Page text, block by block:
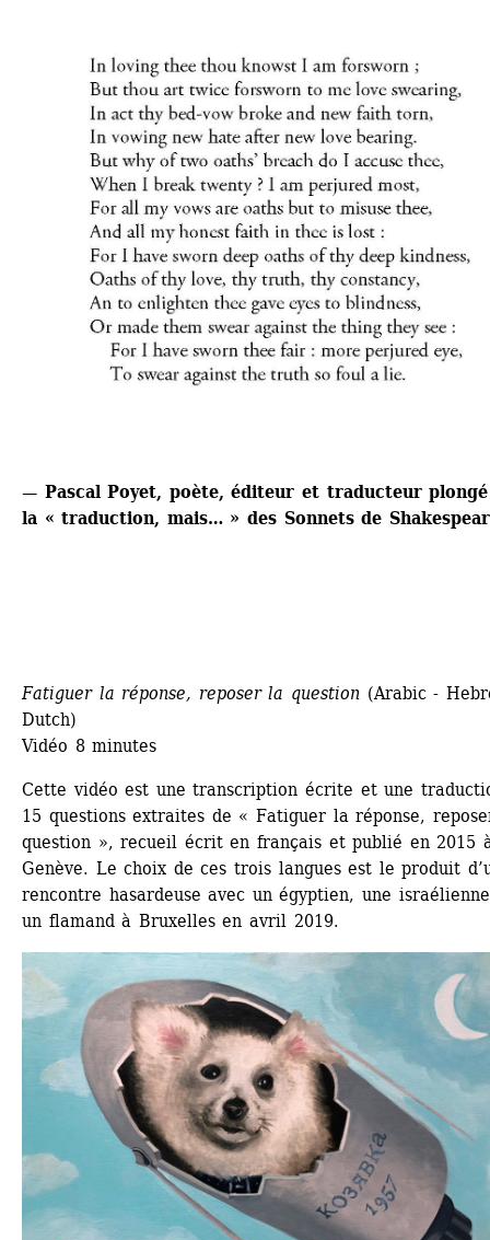
— Pascal Poyet, poète, éditeur et traducteur plongé
la « traduction, mais… » des Sonnets de
Fatiguer la réponse, reposer la question (Arabic -
Dutch)
Vidéo 8 minutes
Cette vidéo est une transcription écrite et une
15 questions extraites de « Fatiguer la réponse,
question », recueil écrit en français et publié en 2015
Genève. Le choix de ces trois langues est le produit
rencontre hasardeuse avec un égyptien, une
un flamand à Bruxelles en avril 2019.